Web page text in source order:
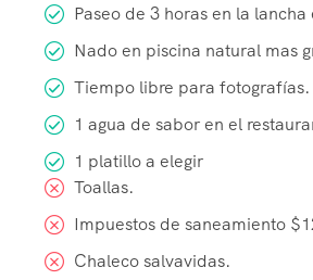
Paseo de 3 horas en la
Nado en piscina natural mas
Tiempo libre para fotografías.
1 agua de sabor en el
1 platillo a elegir
Toallas.
Impuestos de saneamiento
Chaleco salvavidas.